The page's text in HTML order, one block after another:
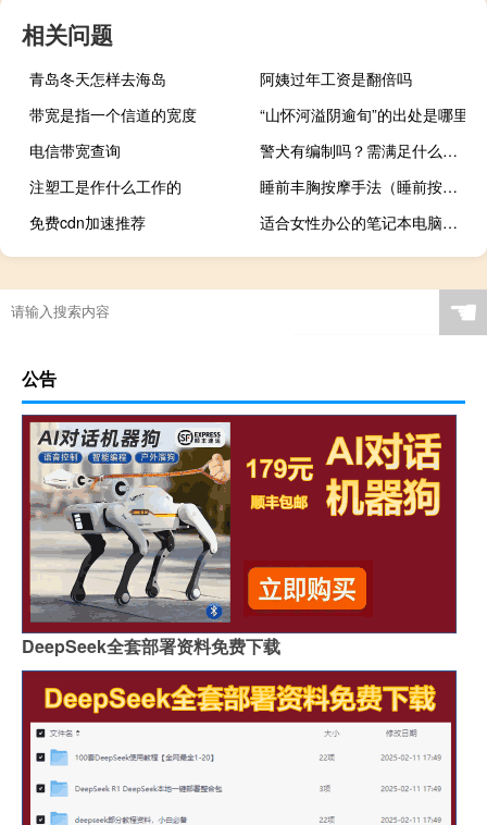
相关问题
青岛冬天怎样去海岛
阿姨过年工资是翻倍吗
带宽是指一个信道的宽度
“山怀河溢阴逾旬”的出处是哪里
电信带宽查询
警犬有编制吗？需满足什么条件？
注塑工是作什么工作的
睡前丰胸按摩手法（睡前按摩丰胸的方法）
免费cdn加速推荐
适合女性办公的笔记本电脑（女性笔记本电脑推荐）
☚
公告
DeepSeek全套部署资料免费下载